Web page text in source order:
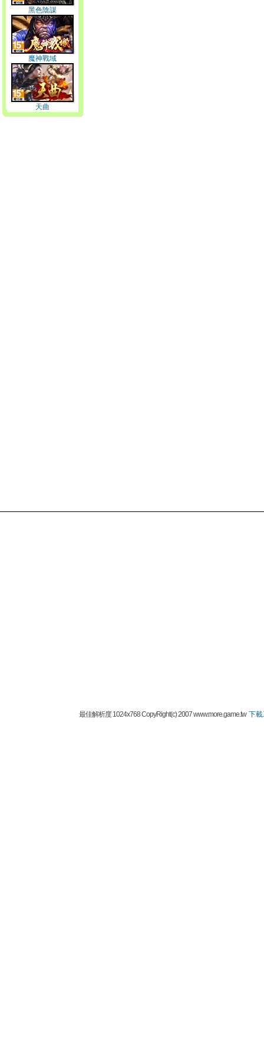
黑色陰謀
魔神戰域
天曲
最佳解析度 1024x768 CopyRight(c) 2007 www.more.game.tw 下